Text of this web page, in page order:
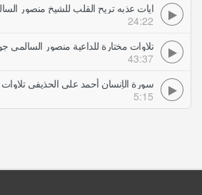
24:22
43:37
سورة الإنسان أحمد علي الحذيفي
5:15